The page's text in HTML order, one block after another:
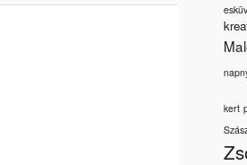
kert